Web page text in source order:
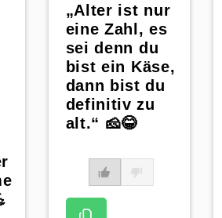
„Alter ist nur
eine Zahl, es
sei denn du
bist ein Käse,
dann bist du
definitiv zu
alt.“ 🧀😂